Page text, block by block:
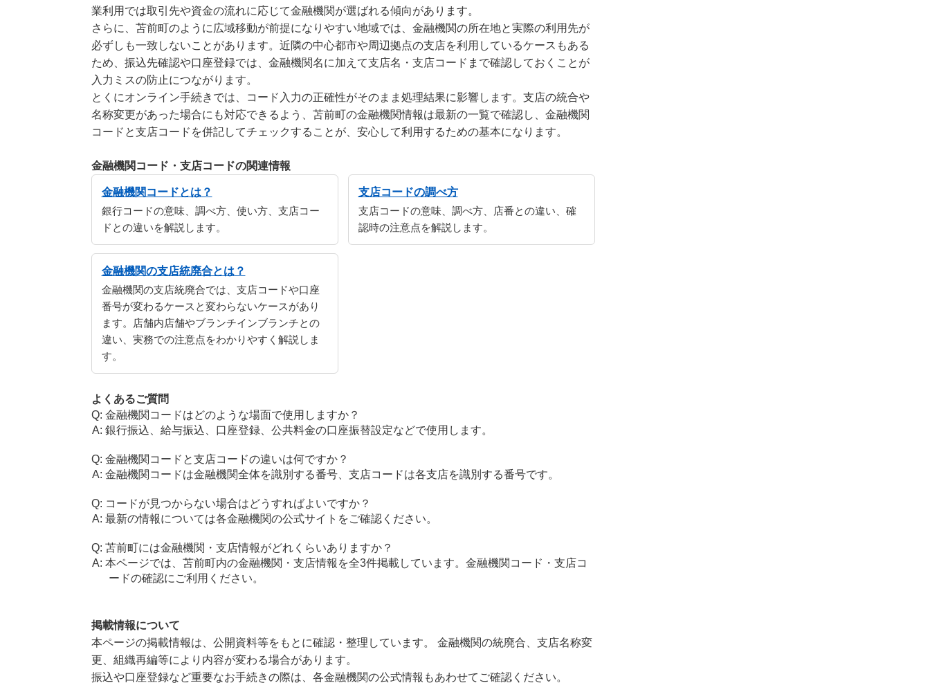
業利用では取引先や資金の流れに応じて金融機関が選ばれる傾向があります。
さらに、苫前町のように広域移動が前提になりやすい地域では、金融機関の所在地と実際の利用先が
必ずしも一致しないことがあります。近隣の中心都市や周辺拠点の支店を利用しているケースもある
ため、振込先確認や口座登録では、金融機関名に加えて支店名・支店コードまで確認しておくことが
入力ミスの防止につながります。
とくにオンライン手続きでは、コード入力の正確性がそのまま処理結果に影響します。支店の統合や
名称変更があった場合にも対応できるよう、苫前町の金融機関情報は最新の一覧で確認し、金融機関
コードと支店コードを併記してチェックすることが、安心して利用するための基本になります。
金融機関コード・支店コードの関連情報
金融機関コードとは？
銀行コードの意味、調べ方、使い方、支店コー
ドとの違いを解説します。
支店コードの調べ方
支店コードの意味、調べ方、店番との違い、確
認時の注意点を解説します。
金融機関の支店統廃合とは？
金融機関の支店統廃合では、支店コードや口座
番号が変わるケースと変わらないケースがあり
ます。店舗内店舗やブランチインブランチとの
違い、実務での注意点をわかりやすく解説しま
す。
よくあるご質問
金融機関コードはどのような場面で使用しますか？
銀行振込、給与振込、口座登録、公共料金の口座振替設定などで使用します。
金融機関コードと支店コードの違いは何ですか？
金融機関コードは金融機関全体を識別する番号、支店コードは各支店を識別する番号です。
コードが見つからない場合はどうすればよいですか？
最新の情報については各金融機関の公式サイトをご確認ください。
苫前町には金融機関・支店情報がどれくらいありますか？
本ページでは、苫前町内の金融機関・支店情報を全3件掲載しています。金融機関コード・支店コ
ードの確認にご利用ください。
掲載情報について
本ページの掲載情報は、公開資料等をもとに確認・整理しています。 金融機関の統廃合、支店名称変
更、組織再編等により内容が変わる場合があります。
振込や口座登録など重要なお手続きの際は、各金融機関の公式情報もあわせてご確認ください。